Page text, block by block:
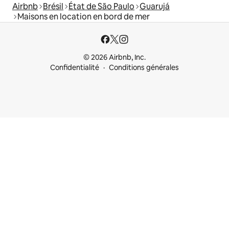
Airbnb Brésil État de São Paulo Guarujá
Maisons en location en bord de mer
© 2026 Airbnb, Inc.
Confidentialité
Conditions générales